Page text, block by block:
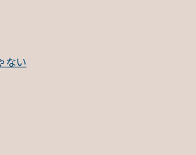
ない